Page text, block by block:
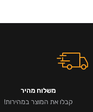
משלוח מהיר
קבלו את המוצר במהירות!